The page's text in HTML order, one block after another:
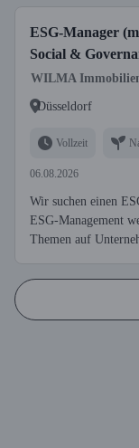
ESG-Manager
Social &
WILMA
Düsseldorf
Vollzeit
06.08.2026
Wir suchen einen
ESG-Management
Themen auf